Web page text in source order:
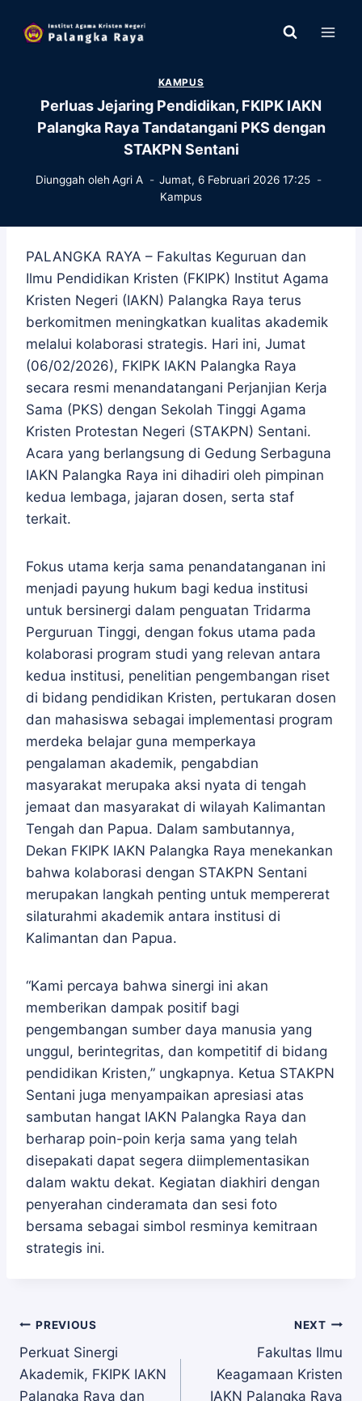
KAMPUS
Perluas Jejaring Pendidikan, FKIPK IAKN
Palangka Raya Tandatangani PKS dengan
STAKPN Sentani
Diunggah oleh Agri A
Jumat, 6 Februari 2026 17:25
Kampus
PALANGKA RAYA – Fakultas Keguruan dan
Ilmu Pendidikan Kristen (FKIPK) Institut Agama
Kristen Negeri (IAKN) Palangka Raya terus
berkomitmen meningkatkan kualitas akademik
melalui kolaborasi strategis. Hari ini, Jumat
(06/02/2026), FKIPK IAKN Palangka Raya
secara resmi menandatangani Perjanjian Kerja
Sama (PKS) dengan Sekolah Tinggi Agama
Kristen Protestan Negeri (STAKPN) Sentani.
Acara yang berlangsung di Gedung Serbaguna
IAKN Palangka Raya ini dihadiri oleh pimpinan
kedua lembaga, jajaran dosen, serta staf
terkait.
Fokus utama kerja sama penandatanganan ini
menjadi payung hukum bagi kedua institusi
untuk bersinergi dalam penguatan Tridarma
Perguruan Tinggi, dengan fokus utama pada
kolaborasi program studi yang relevan antara
kedua institusi, penelitian pengembangan riset
di bidang pendidikan Kristen, pertukaran dosen
dan mahasiswa sebagai implementasi program
merdeka belajar guna memperkaya
pengalaman akademik, pengabdian
masyarakat merupaka aksi nyata di tengah
jemaat dan masyarakat di wilayah Kalimantan
Tengah dan Papua. Dalam sambutannya,
Dekan FKIPK IAKN Palangka Raya menekankan
bahwa kolaborasi dengan STAKPN Sentani
merupakan langkah penting untuk mempererat
silaturahmi akademik antara institusi di
Kalimantan dan Papua.
“Kami percaya bahwa sinergi ini akan
memberikan dampak positif bagi
pengembangan sumber daya manusia yang
unggul, berintegritas, dan kompetitif di bidang
pendidikan Kristen,” ungkapnya. Ketua STAKPN
Sentani juga menyampaikan apresiasi atas
sambutan hangat IAKN Palangka Raya dan
berharap poin-poin kerja sama yang telah
disepakati dapat segera diimplementasikan
dalam waktu dekat. Kegiatan diakhiri dengan
penyerahan cinderamata dan sesi foto
bersama sebagai simbol resminya kemitraan
strategis ini.
Navigasi
PREVIOUS
Perkuat Sinergi
Akademik, FKIPK IAKN
Palangka Raya dan
NEXT
Fakultas Ilmu
Keagamaan Kristen
IAKN Palangka Raya